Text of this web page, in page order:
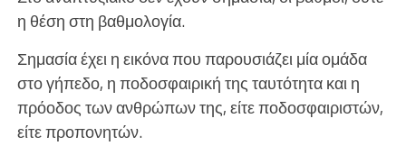
η θέση στη βαθμολογία.
Σημασία έχει η εικόνα που παρουσιάζει μία ομάδα
στο γήπεδο, η ποδοσφαιρική της ταυτότητα και η
πρόοδος των ανθρώπων της, είτε ποδοσφαιριστών,
είτε προπονητών.